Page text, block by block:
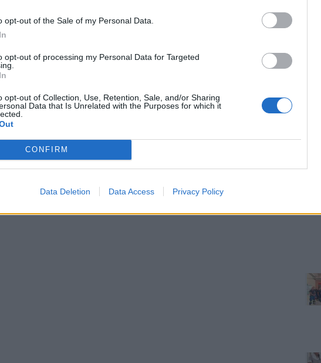
opt-out of the Sale of my Personal Data.
opt-out of processing my Personal Data for Targeted
opt-out of Collection, Use, Retention, Sale, and/or Sharing
Data that Is Unrelated with the Purposes for which it
CONFIRM
Data Deletion Data Access Privacy Policy
Στο «κόκκινο» τα
– Ασφυκτικές
από την αύξηση
και την
Χανιά: Θάνατος 64χρονου σε
σύλληψη